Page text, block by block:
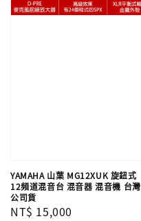
YAMAHA 山葉 MG12XUK 旋鈕式
12頻道混音台 混音器 混音機 台灣
公司貨
Regular
NT$ 15,000